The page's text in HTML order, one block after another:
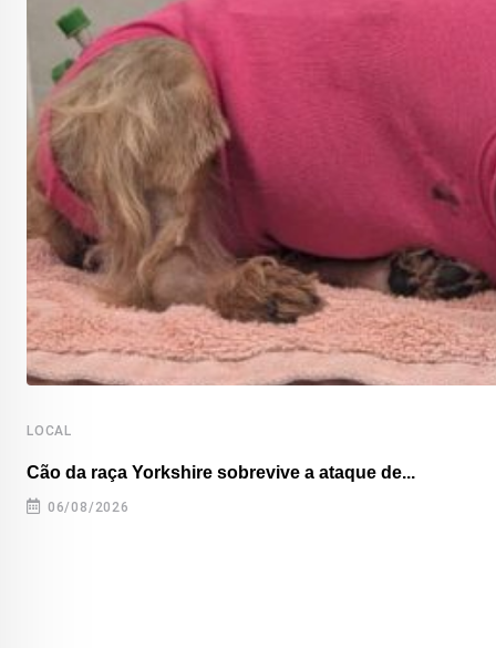
LOCAL
Cão da raça Yorkshire sobrevive a ataque de...
06/08/2026